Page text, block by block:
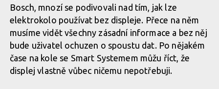
Bosch, mnozí se podivovali nad tím, jak lze
elektrokolo používat bez displeje. Přece na něm
musíme vidět všechny zásadní informace a bez něj
bude uživatel ochuzen o spoustu dat. Po nějakém
čase na kole se Smart Systemem můžu říct, že
displej vlastně vůbec ničemu nepotřebuji.